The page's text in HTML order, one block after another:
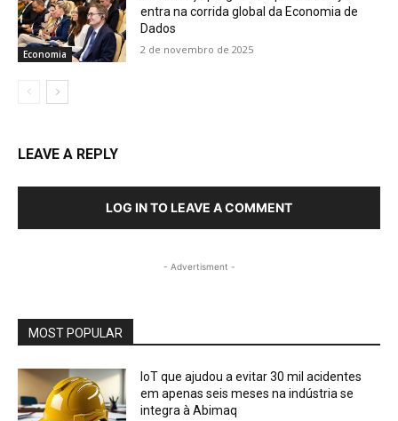
Economia
entra na corrida global da Economia de
Dados
2 de novembro de 2025
LEAVE A REPLY
LOG IN TO LEAVE A COMMENT
- Advertisment -
MOST POPULAR
IoT que ajudou a evitar 30 mil acidentes
em apenas seis meses na indústria se
integra à Abimaq